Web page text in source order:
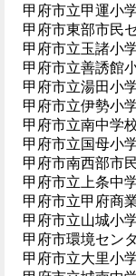
甲府市立甲運小
甲府市東部市民
甲府市立玉諸小
甲府市立善誘館
甲府市立湯田小
甲府市立伊勢小
甲府市立南中学
甲府市立国母小
甲府市南西部市
甲府市立上条中
甲府市立甲府商
甲府市立山城小
甲府市環境セン
甲府市立大里小